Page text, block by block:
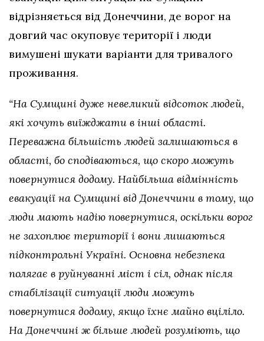
відрізняється від Донеччини, де ворог на
довгий час окуповує території і люди
вимушені шукати варіанти для тривалого
проживання.
“На Сумщині дуже невеликий відсоток людей,
які хочуть виїжджати в інші області.
Переважна більшість людей залишаються в
області, бо сподіваються, що скоро можуть
повернутися додому. Найбільша відмінність
евакуації на Сумщині від Донеччини в тому, що
люди мають надію повернутися, оскільки ворог
не захоплює території і вони лишаються
підконтрольні Україні. Основна небезпека
полягає в руйнуванні міст і сіл, однак після
стабілізації ситуації люди можуть
повернутися додому, якщо їхнє майно вціліло.
На Донеччині ж більше людей розуміють, що